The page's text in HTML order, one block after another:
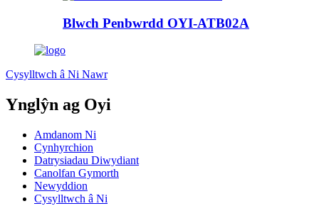
Blwch Penbwrdd OYI-ATB02A
Cysylltwch â Ni Nawr
Ynglŷn ag Oyi
Amdanom Ni
Cynhyrchion
Datrysiadau Diwydiant
Canolfan Gymorth
Newyddion
Cysylltwch â Ni